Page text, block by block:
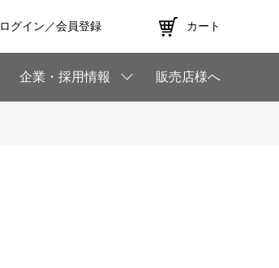
ログイン／会員登録 カート
企業・採用情報 販売店様へ